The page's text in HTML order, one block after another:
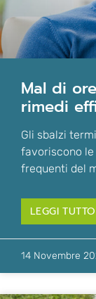
mal di orecchio: come prevenirlo e
rimedi
Gli sbalzi
favoriscono le
frequenti del
LEGGI TUTTO
14 Novembre